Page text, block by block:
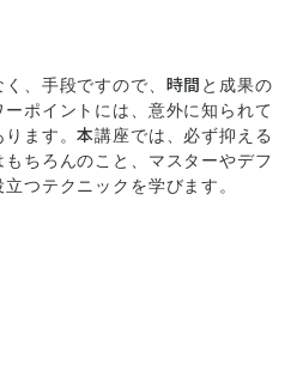
、手段ですので、時間と成果の
ポイントには、意外に知られて
ます。本講座では、必ず抑える
ちろんのこと、マスターやデフ
つテクニックを学びます。